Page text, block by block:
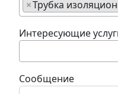
×Трубка
Интересующие
Сообщение